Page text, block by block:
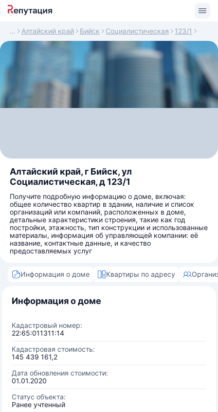
Алтайский край Бийск Социалистическая 123/1
Алтайский край, г Бийск, ул
Социалистическая, д 123/1
Получите подробную информацию о доме, включая:
общее количество квартир в здании, наличие и список
организаций или компаний, расположенных в доме,
детальные характеристики строения, такие как год
постройки, этажность, тип конструкции и использованные
материалы, информация об управляющей компании: её
название, контактные данные, и качество
предоставляемых услуг
Информация о доме Квартиры по адресу
Информация о доме
Кадастровый номер:
22:65:011311:14
Кадастровая стоимость:
145 439 161,2
Дата обновления стоимости:
01.01.2020
Статус объекта:
Ранее учтенный